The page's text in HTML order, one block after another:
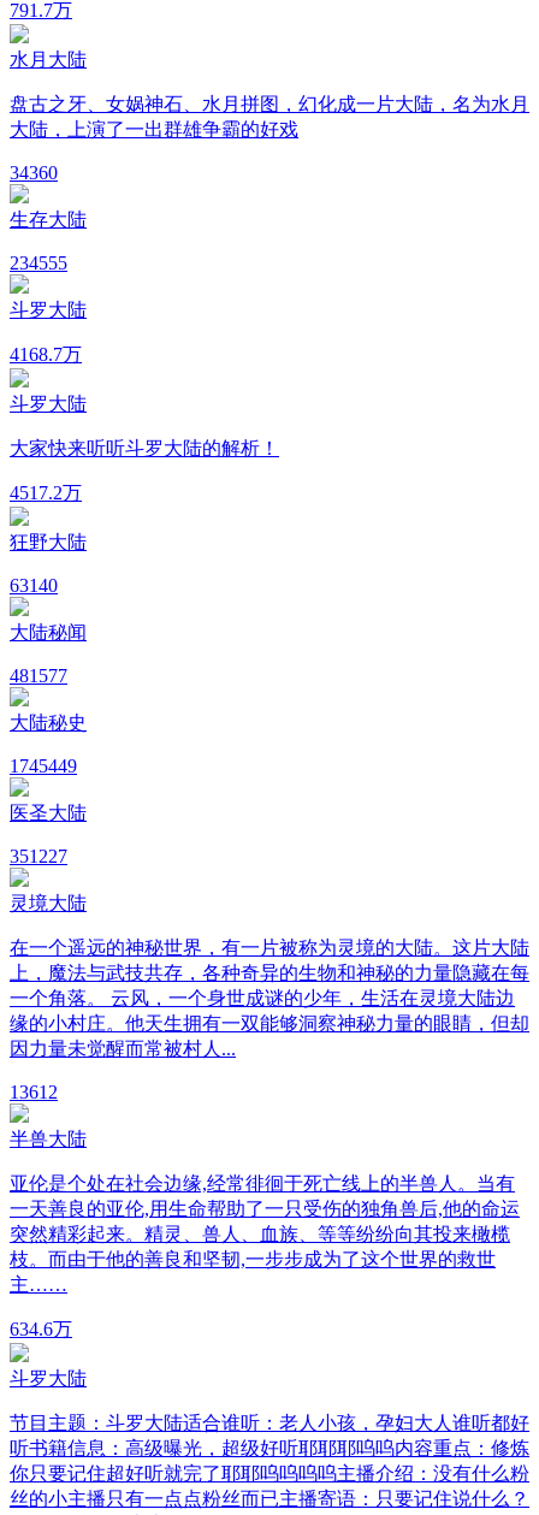
791.7万
水月大陆
盘古之牙、女娲神石、水月拼图，幻化成一片大陆，名为水月
大陆，上演了一出群雄争霸的好戏
34360
生存大陆
234555
斗罗大陆
4168.7万
斗罗大陆
大家快来听听斗罗大陆的解析！
4517.2万
狂野大陆
63140
大陆秘闻
481577
大陆秘史
1745449
医圣大陆
351227
灵境大陆
在一个遥远的神秘世界，有一片被称为灵境的大陆。这片大陆
上，魔法与武技共存，各种奇异的生物和神秘的力量隐藏在每
一个角落。 云风，一个身世成谜的少年，生活在灵境大陆边
缘的小村庄。他天生拥有一双能够洞察神秘力量的眼睛，但却
因力量未觉醒而常被村人...
13612
半兽大陆
亚伦是个处在社会边缘,经常徘徊于死亡线上的半兽人。当有
一天善良的亚伦,用生命帮助了一只受伤的独角兽后,他的命运
突然精彩起来。精灵、兽人、血族、等等纷纷向其投来橄榄
枝。而由于他的善良和坚韧,一步步成为了这个世界的救世
主……
634.6万
斗罗大陆
节目主题：斗罗大陆适合谁听：老人小孩，孕妇大人谁听都好
听书籍信息：高级曝光，超级好听耶耶耶呜呜内容重点：修炼
你只要记住超好听就完了耶耶呜呜呜呜主播介绍：没有什么粉
丝的小主播只有一点点粉丝而已主播寄语：只要记住说什么？